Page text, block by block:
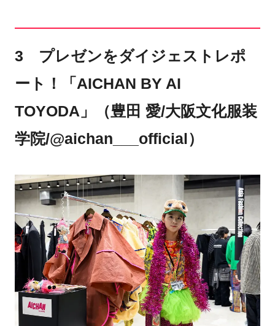
3 プレゼンをダイジェストレポ
ート！「AICHAN BY AI
TOYODA」（豊田 愛/大阪文化服装
学院/@aichan___official）